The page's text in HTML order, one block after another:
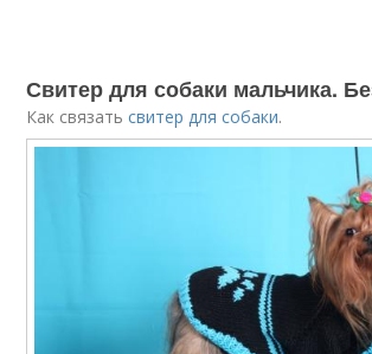
Свитер для собаки мальчика.
Как связатьсвитер для собаки.